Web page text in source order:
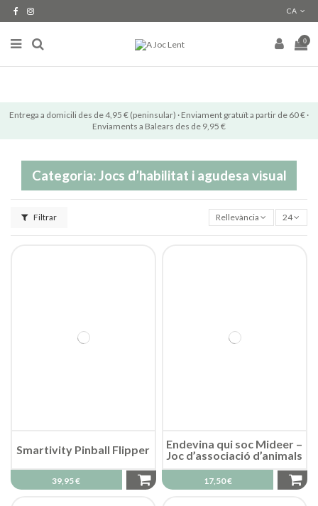
CA
0
Entrega a domicili des de 4,95 € (peninsular) · Enviament gratuït a partir de 60 € ·
Enviaments a Balears des de 9,95 €
Categoria: Jocs d’habilitat i agudesa visual
Filtrar Rellevància 24
Smartivity Pinball Flipper
39,95 €
Endevina qui soc Mideer –
Joc d’associació d’animals
17,50 €